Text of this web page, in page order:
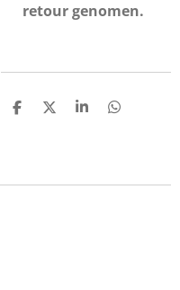
retour genomen.
D
D
S
D